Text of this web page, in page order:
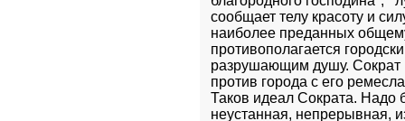
сообщает телу красоту и
наиболее преданных
противополагается
разрушающим душу.
против города с его
Таков идеал Сократа. Надо
неустанная, непрерывная,